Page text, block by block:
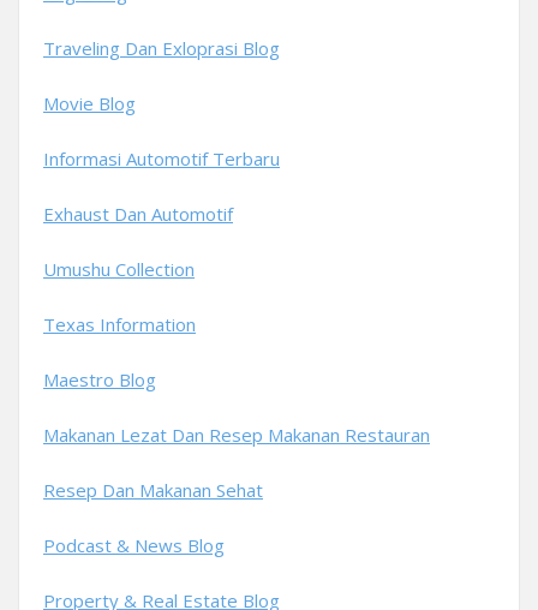
Traveling Dan Exloprasi Blog
Movie Blog
Informasi Automotif Terbaru
Exhaust Dan Automotif
Umushu Collection
Texas Information
Maestro Blog
Makanan Lezat Dan Resep Makanan Restauran
Resep Dan Makanan Sehat
Podcast & News Blog
Property & Real Estate Blog